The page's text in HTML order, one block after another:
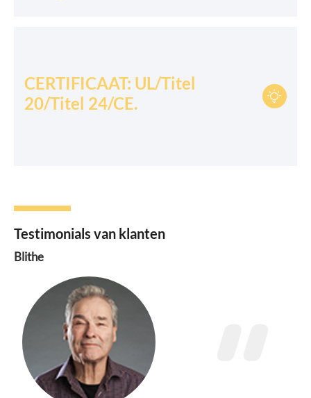

CERTIFICAAT: UL/Titel
20/Titel 24/CE.
Testimonials van klanten
Blithe